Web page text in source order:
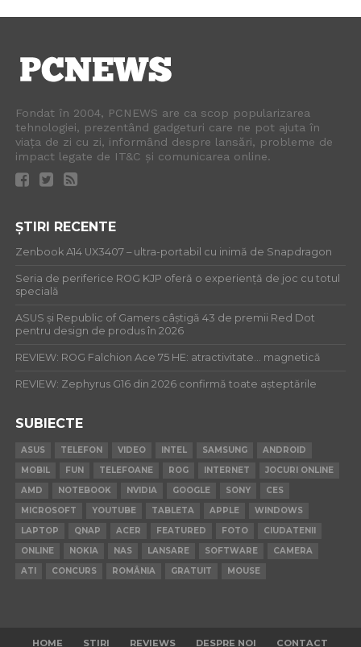
Fondat în 2004, PCNEWS are ca scop popularizarea
tehnologiei, prezentând gadgeturi care ne pot ajuta în
viața de zi cu zi, informând despre lansări, probleme de
impact legate de IT&C și comunicarea online.
ȘTIRI RECENTE
Zenbook A14 UX3407 – ultra-portabil cu inimă de Snapdragon
Seria de periferice ROG KJP oferă o experiență de joc cu totul
specială
ASUS și Republic of Gamers câștigă 43 de premii Red Dot
pentru design de produs în 2026
REVIEW: ROG Falchion Ace 75 HE: atractivitate… magnetică
REVIEW: Zephyrus G16 din 2026 confirmă toate așteptările
SUBIECTE
ASUS TELEFON VIDEO INTEL SAMSUNG
ANDROID
MOBIL
FUN TELEFOANE ROG INTERNET
JOCURI ONLINE
AMD
NOTEBOOK NVIDIA GOOGLE SONY
CES
MICROSOFT
YOUTUBE TABLETA APPLE
WINDOWS
LAPTOP
QNAP ACER FEATURED FOTO
CIUDATENII
ONLINE
NOKIA NAS LANSARE SOFTWARE
CAMERA
ATI
CONCURS ROMÂNIA GRATUIT MOUSE
HOME STIRI REVIEWS DESPRE NOI CONTACT